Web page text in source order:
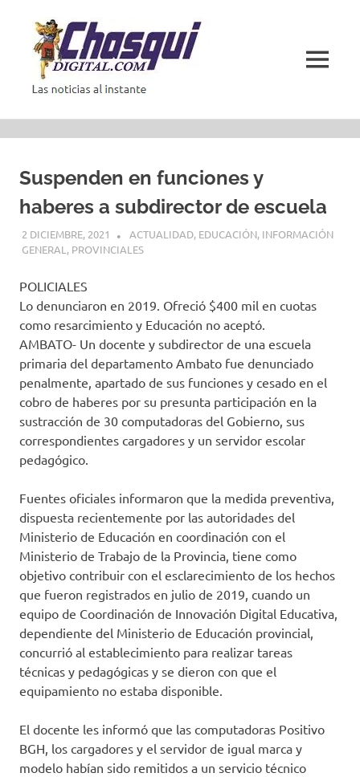
contenido
MENÚ
Suspenden en funciones y
haberes a subdirector de escuela
2 DICIEMBRE, 2021 ACTUALIDAD, EDUCACIÓN, INFORMACIÓN
GENERAL, PROVINCIALES
POLICIALES
Lo denunciaron en 2019. Ofreció $400 mil en cuotas
como resarcimiento y Educación no aceptó.
AMBATO- Un docente y subdirector de una escuela
primaria del departamento Ambato fue denunciado
penalmente, apartado de sus funciones y cesado en el
cobro de haberes por su presunta participación en la
sustracción de 30 computadoras del Gobierno, sus
correspondientes cargadores y un servidor escolar
pedagógico.
Fuentes oficiales informaron que la medida preventiva,
dispuesta recientemente por las autoridades del
Ministerio de Educación en coordinación con el
Ministerio de Trabajo de la Provincia, tiene como
objetivo contribuir con el esclarecimiento de los hechos
que fueron registrados en julio de 2019, cuando un
equipo de Coordinación de Innovación Digital Educativa,
dependiente del Ministerio de Educación provincial,
concurrió al establecimiento para realizar tareas
técnicas y pedagógicas y se dieron con que el
equipamiento no estaba disponible.
El docente les informó que las computadoras Positivo
BGH, los cargadores y el servidor de igual marca y
modelo habían sido remitidos a un servicio técnico